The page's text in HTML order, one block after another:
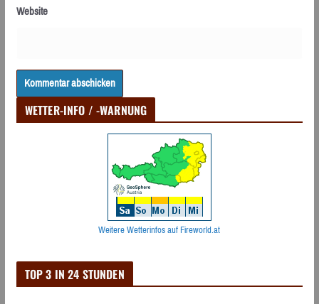
Website
WETTER-INFO / -WARNUNG
Weitere Wetterinfos auf Fireworld.at
TOP 3 IN 24 STUNDEN